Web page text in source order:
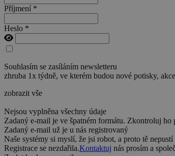
Příjmení *
Heslo *
Souhlasím se zasíláním newsletteru
zhruba 1x týdně, ve kterém budou nové potisky,
zobrazit vše
Nejsou vyplněna všechny údaje
Zadaný e-mail je ve špatném formátu. Zkontroluj ho
Zadaný e-mail už je u nás registrovaný
Naše systémy si myslí, že jsi robot, a proto tě
Registrace se nezdařila.Kontaktuj nás prosím a